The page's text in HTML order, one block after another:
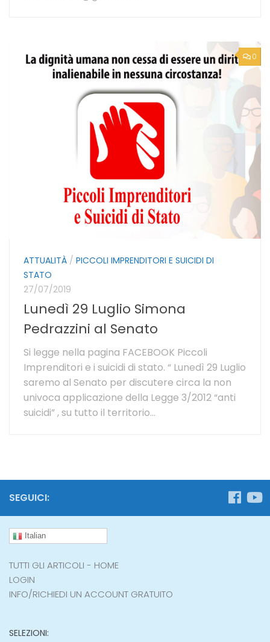
0
ATTUALITÀ / PICCOLI IMPRENDITORI E SUICIDI DI
STATO
27/07/2019
Lunedì 29 Luglio Simona
Pedrazzini al Senato
Si legge nella pagina FACEBOOK Piccoli
Imprenditori e i suicidi di stato. “ Lunedì 29 Luglio
saremo al Senato per discutere circa la non
univoca applicazione della Legge 3/2012 “anti
suicidi” , su tutto il territorio...
SEGUICI:
Italian
TUTTI GLI ARTICOLI - HOME
LOGIN
INFO/RICHIEDI UN ACCOUNT GRATUITO
SELEZIONI: